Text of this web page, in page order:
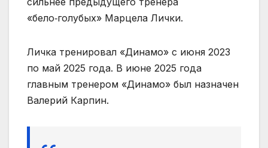
«бело‑голубых» Марцела Лички.
Личка тренировал «Динамо» с июня 2023
по май 2025 года. В июне 2025 года
главным тренером «Динамо» был назначен
Валерий Карпин.